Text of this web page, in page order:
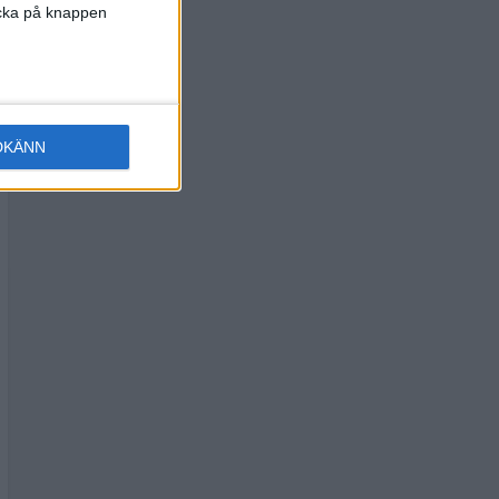
på knappen